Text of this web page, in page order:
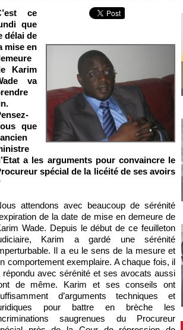
ce
que
délai de
mise en
Karim
va
que
a les arguments pour convaincre le
spécial de la licéité de ses avoirs
attendons avec beaucoup de sérénité
de la date de mise en demeure de
Wade. Depuis le début de ce feuilleton
Karim a gardé une sérénité
Il a eu le sens de la mesure et
comportement exemplaire. A chaque fois, il
répondu avec sérénité et ses avocats aussi
de même. Karim et ses conseils ont
d’arguments techniques et
pour battre en brèche les
saugrenues du Procureur